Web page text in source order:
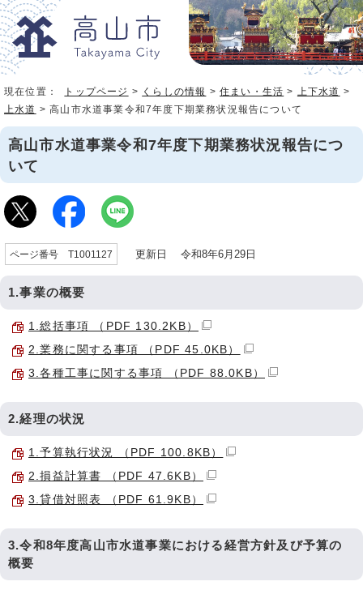
現在位置： トップページ > くらしの情報 >住まい・生活 > 上下水道 >
上水道 > 高山市水道事業令和7年度下期業務状況報告について
高山市水道事業令和7年度下期業務状況報告につ
いて
ページ番号 T1001127 更新日 令和8年6月29日
1.事業の概要
1.総括事項 （PDF 130.2KB）
2.業務に関する事項 （PDF 45.0KB）
3.各種工事に関する事項 （PDF 88.0KB）
2.経理の状況
1.予算執行状況 （PDF 100.8KB）
2.損益計算書 （PDF 47.6KB）
3.貸借対照表 （PDF 61.9KB）
3.令和8年度高山市水道事業における経営方針及び予算の
概要